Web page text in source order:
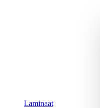
Laminaat